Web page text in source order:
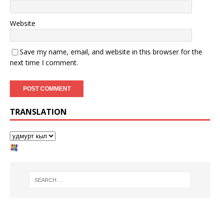
Website
Save my name, email, and website in this browser for the
next time I comment.
TRANSLATION